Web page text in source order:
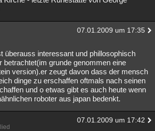
07.01.2009 um 17:35
überauss interessant und phillosophisch
betrachtet(im grunde genommen eine
version).er zeugt davon dass der mensch
dinge zu erschaffen oftmals nach seinen
und o etwas gibt es auch heute wenn
roboter aus japan bedenkt.
07.01.2009 um 17:42